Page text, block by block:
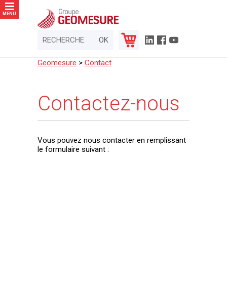
MENU
Geomesure > Contact
Contactez-nous
Vous pouvez nous contacter en remplissant
le formulaire suivant :
Panneau de gestion des cookies